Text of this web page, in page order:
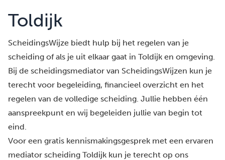
Toldijk
ScheidingsWijze biedt hulp bij het regelen van je
scheiding of als je uit elkaar gaat in Toldijk en omgeving.
Bij de scheidingsmediator van ScheidingsWijzen kun je
terecht voor begeleiding, financieel overzicht en het
regelen van de volledige scheiding. Jullie hebben één
aanspreekpunt en wij begeleiden jullie van begin tot
eind.
Voor een gratis kennismakingsgesprek met een ervaren
mediator scheiding Toldijk kun je terecht op ons